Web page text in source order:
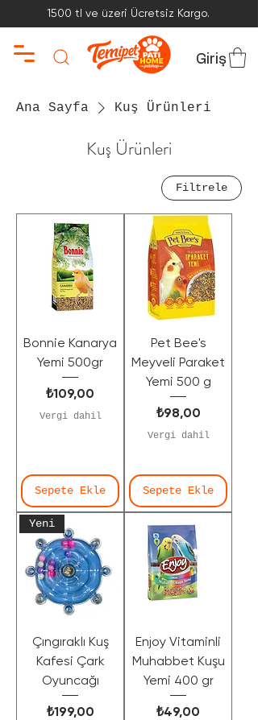
1500 tl ve üzeri Ücretsiz Kargo.
Giriş
Ana Sayfa Kuş Ürünleri
Kuş Ürünleri
Filtrele
Bonnie Kanarya
Yemi 500gr
Fiyat
₺109,00
Vergi dahil
Sepete Ekle
Pet Bee's
Meyveli Paraket
Yemi 500 g
Fiyat
₺98,00
Vergi dahil
Sepete Ekle
Yeni
Çıngıraklı Kuş
Kafesi Çark
Oyuncağı
Fiyat
₺199,00
Enjoy Vitaminli
Muhabbet Kuşu
Yemi 400 gr
Fiyat
₺49,00